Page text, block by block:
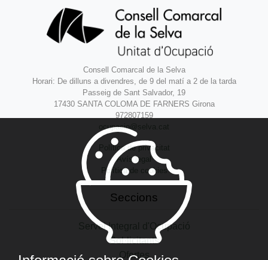
Consell Comarcal de la Selva
Horari: De dilluns a divendres, de 9 del matí a 2 de la tarda
Passeig de Sant Salvador, 19
17430 SANTA COLOMA DE FARNERS Girona
972807159
ocupacio@selva.cat
Política de privacitat
Avís legal
Política de cookies
Seccions
Servei Integral d'Ocupació
Sol·licitants
Ofertes